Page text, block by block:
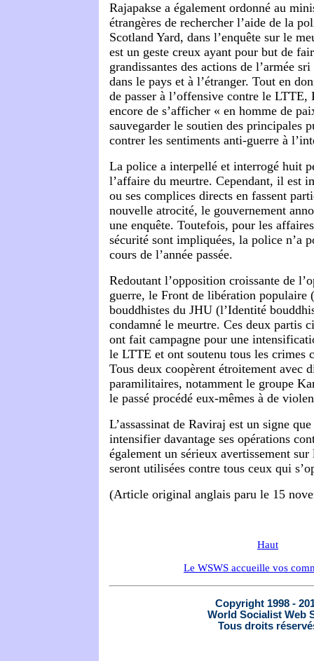
Rajapakse a également ordonné au
étrangères de rechercher l’aide de la
Scotland Yard, dans l’enquête sur le
est un geste creux ayant pour but de
grandissantes des actions de l’armée
dans le pays et à l’étranger. Tout en
de passer à l’offensive contre le LTTE,
encore de s’afficher « en homme de
sauvegarder le soutien des principales
contrer les sentiments anti-guerre à
La police a interpellé et interrogé huit
l’affaire du meurtre. Cependant, il est
ou ses complices directs en fassent
nouvelle atrocité, le gouvernement
une enquête. Toutefois, pour les
sécurité sont impliquées, la police n’a
cours de l’année passée.
Redoutant l’opposition croissante de
guerre, le Front de libération populaire
bouddhistes du JHU (l’Identité
condamné le meurtre. Ces deux partis
ont fait campagne pour une
le LTTE et ont soutenu tous les crimes
Tous deux coopèrent étroitement avec
paramilitaires, notamment le groupe
le passé procédé eux-mêmes à de
L’assassinat de Raviraj est un signe
intensifier davantage ses opérations
également un sérieux avertissement sur
seront utilisées contre tous ceux qui
(Article original anglais paru le 15
Haut
Le WSWS accueille vos
Copyright 1998 -
World Socialist Web
Tous droits